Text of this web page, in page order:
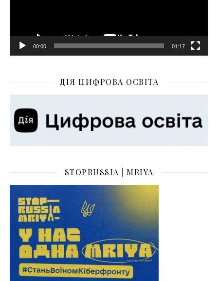
00:00 01:17
ДІЯ ЦИФРОВА ОСВІТА
STOPRUSSIA | MRIYA